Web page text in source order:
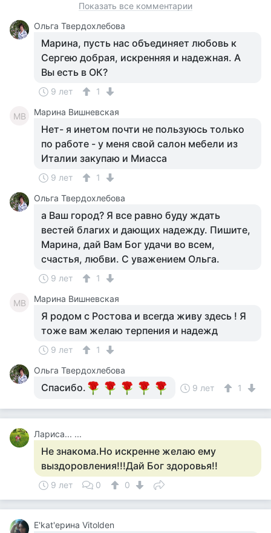
Показать все комментарии
Ольга Твердохлебова
Марина, пусть нас объединяет любовь к
Сергею добрая, искренняя и надежная. А
Вы есть в ОК?
9 лет 1
МВ Марина Вишневская
Нет- я инетом почти не пользуюсь только
по работе - у меня свой салон мебели из
Италии закупаю и Миасса
9 лет
1
Ольга Твердохлебова
а Ваш город? Я все равно буду ждать
вестей благих и дающих надежду. Пишите,
Марина, дай Вам Бог удачи во всем,
счастья, любви. С уважением Ольга.
9 лет 1
МВ Марина Вишневская
Я родом с Ростова и всегда живу здесь ! Я
тоже вам желаю терпения и надежд
9 лет
1
Ольга Твердохлебова
Спасибо. 9 лет 1
Лариса... ...
Не знакома.Но искренне желаю ему
выздоровления!!!Дай Бог здоровья!!
9 лет 0 0
Е'kat'ерина Vitolden